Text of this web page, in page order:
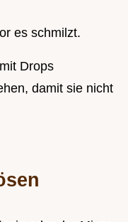
es schmilzt.
Drops
damit sie nicht